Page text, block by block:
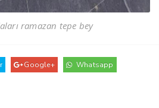
ramazan tepe bey
Google+ Whatsapp